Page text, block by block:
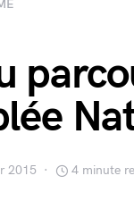
2015 4 minute